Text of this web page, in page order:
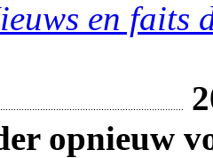
en faits
opnieuw